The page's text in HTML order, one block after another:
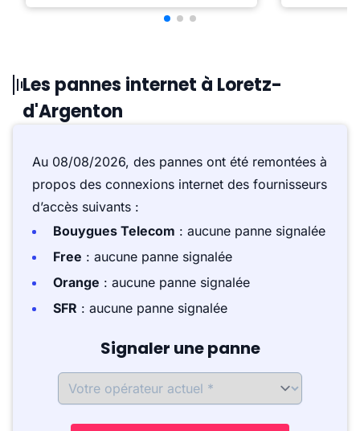
Les pannes internet à Loretz-
d'Argenton
Au 08/08/2026, des pannes ont été remontées à
propos des connexions internet des fournisseurs
d’accès suivants :
Bouygues Telecom : aucune panne signalée
Free : aucune panne signalée
Orange : aucune panne signalée
SFR : aucune panne signalée
Signaler une panne